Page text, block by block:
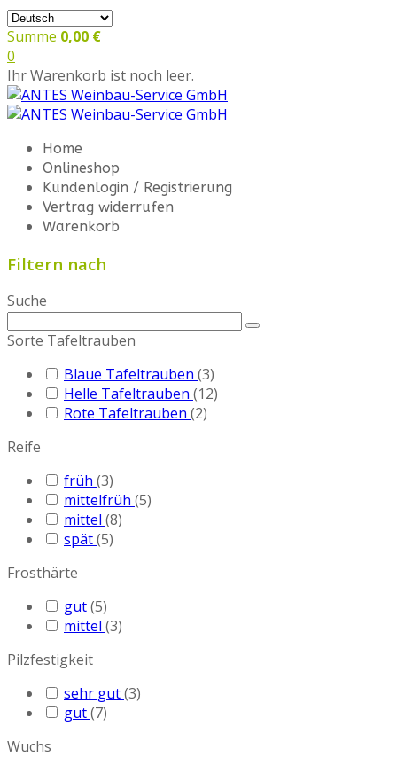
Summe 0,00 €
0
Ihr Warenkorb ist noch leer.
Home
Onlineshop
Kundenlogin / Registrierung
Vertrag widerrufen
Warenkorb
Filtern nach
Suche
Sorte Tafeltrauben
Blaue Tafeltrauben (3)
Helle Tafeltrauben (12)
Rote Tafeltrauben (2)
Reife
früh (3)
mittelfrüh (5)
mittel (8)
spät(5)
Frosthärte
gut(5)
mittel (3)
Pilzfestigkeit
sehr gut(3)
gut(7)
Wuchs